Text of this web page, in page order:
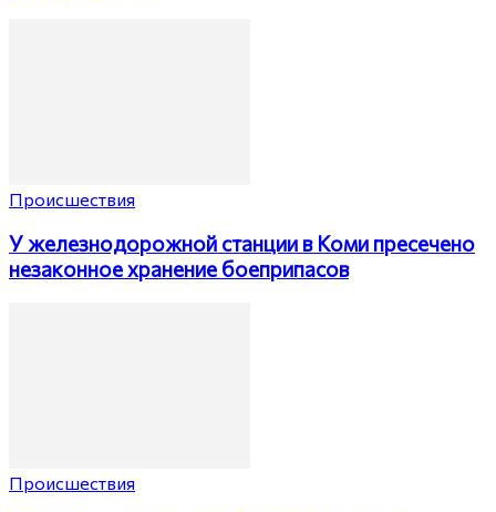
Происшествия
У железнодорожной станции в Коми пресечено
незаконное хранение боеприпасов
Происшествия